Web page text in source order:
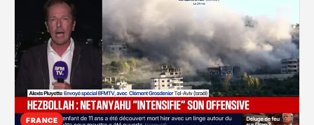
FRANCE